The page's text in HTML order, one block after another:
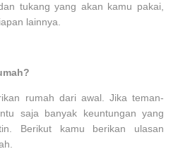
tukang yang akan kamu pakai,
lainnya.
rumah dari awal. Jika teman-
saja banyak keuntungan yang
Berikut kamu berikan ulasan